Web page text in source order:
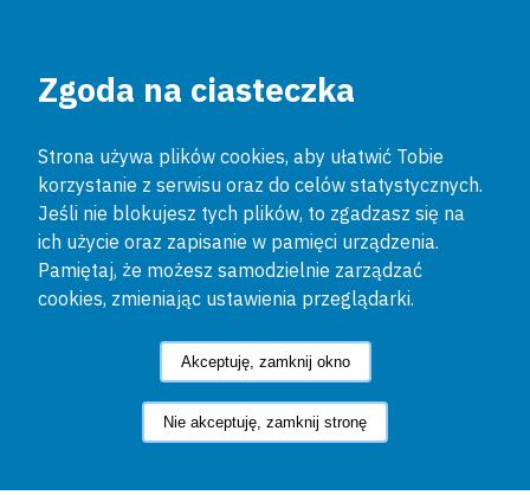
Zgoda na ciasteczka
Strona używa plików cookies, aby ułatwić Tobie
korzystanie z serwisu oraz do celów statystycznych.
Jeśli nie blokujesz tych plików, to zgadzasz się na
ich użycie oraz zapisanie w pamięci urządzenia.
Pamiętaj, że możesz samodzielnie zarządzać
cookies, zmieniając ustawienia przeglądarki.
Akceptuję, zamknij okno
Nie akceptuję, zamknij stronę